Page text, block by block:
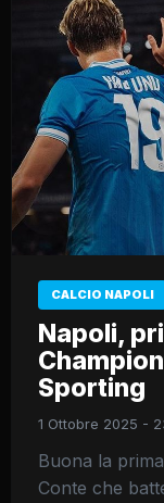
CALCIO NAPOLI
Napoli,
Sporting
1 Ottobre 2025 -
Buona la
Conte che